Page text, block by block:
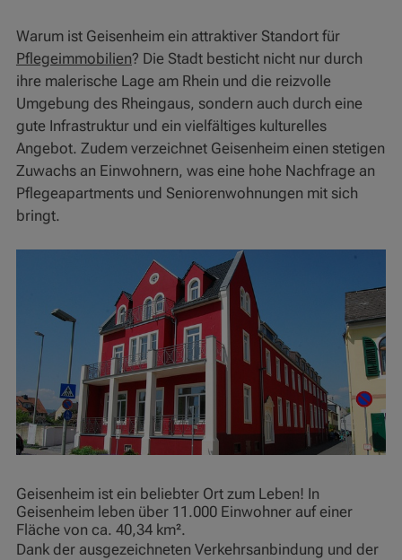
Warum ist Geisenheim ein attraktiver Standort für
Pflegeimmobilien? Die Stadt besticht nicht nur durch
ihre malerische Lage am Rhein und die reizvolle
Umgebung des Rheingaus, sondern auch durch eine
gute Infrastruktur und ein vielfältiges kulturelles
Angebot. Zudem verzeichnet Geisenheim einen stetigen
Zuwachs an Einwohnern, was eine hohe Nachfrage an
Pflegeapartments und Seniorenwohnungen mit sich
bringt.
Geisenheim ist ein beliebter Ort zum Leben! In
Geisenheim leben über 11.000 Einwohner auf einer
Fläche von ca. 40,34 km².
Dank der ausgezeichneten Verkehrsanbindung und der